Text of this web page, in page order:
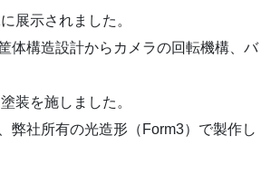
展示されました。
体構造設計からカメラの回転機構、バ
装を施しました。
弊社所有の光造形（Form3）で製作し